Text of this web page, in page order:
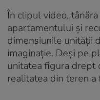
În clipul video,
apartamentului și
dimensiunile unității
imaginație. Deși pe
unitatea figura drept
realitatea din teren